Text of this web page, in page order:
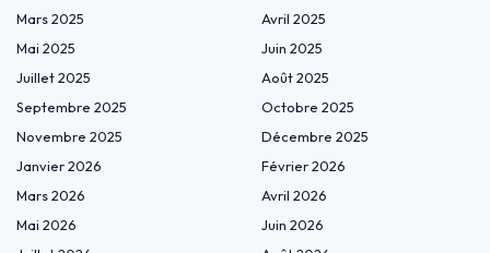
Mars 2025
Avril 2025
Mai 2025
Juin 2025
Juillet 2025
Août 2025
Septembre 2025
Octobre 2025
Novembre 2025
Décembre 2025
Janvier 2026
Février 2026
Mars 2026
Avril 2026
Mai 2026
Juin 2026